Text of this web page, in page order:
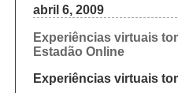
abril 6, 2009
Experiências virtuais
Estadão Online
Experiências virtuais